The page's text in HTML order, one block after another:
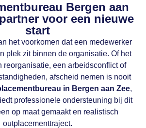
Bergen aan
voor een nieuwe
start
het voorkomen dat een medewerker
plek zit binnen de organisatie. Of het
reorganisatie, een arbeidsconflict of
afscheid nemen is nooit
in Bergen aan Zee,
professionele ondersteuning bij dit
op maat gemaakt en realistisch
outplacementtraject.